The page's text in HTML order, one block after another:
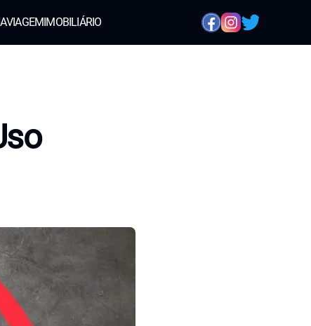
VIAGEMIMOBILIÁRIO